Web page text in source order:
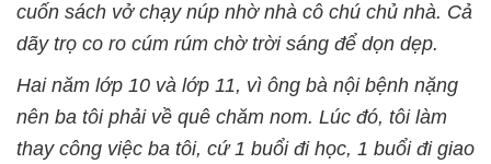
cuốn sách vở chạy núp nhờ nhà cô chú chủ nhà. Cả
dãy trọ co ro cúm rúm chờ trời sáng để dọn dẹp.
Hai năm lớp 10 và lớp 11, vì ông bà nội bệnh nặng
nên ba tôi phải về quê chăm nom. Lúc đó, tôi làm
thay công việc ba tôi, cứ 1 buổi đi học, 1 buổi đi giao